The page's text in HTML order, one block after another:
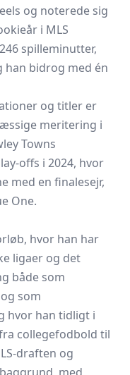
og noterede sig
i MLS
spilleminutter,
han bidrog med én
og titler er
meritering i
Towns
offs i 2024, hvor
med en finalesejr,
One.
hvor han har
ligaer og det
både som
som
hvor han tidligt i
collegefodbold til
draften og